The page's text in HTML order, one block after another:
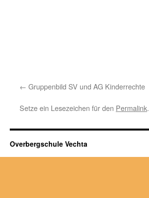
Gruppenbild SV und AG Kinderrechte
Setze ein Lesezeichen für den Permalink.
Overbergschule Vechta